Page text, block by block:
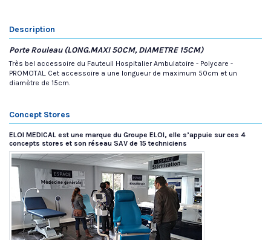
Description
Porte Rouleau (LONG.MAXI 50CM, DIAMETRE 15CM)
Très bel accessoire du Fauteuil Hospitalier Ambulatoire - Polycare -
PROMOTAL. Cet accessoire a une longueur de maximum 50cm et un
diamètre de 15cm.
Concept Stores
ELOI MEDICAL est une marque du Groupe ELOI, elle s’appuie sur ces 4
concepts stores et son réseau SAV de 15 techniciens